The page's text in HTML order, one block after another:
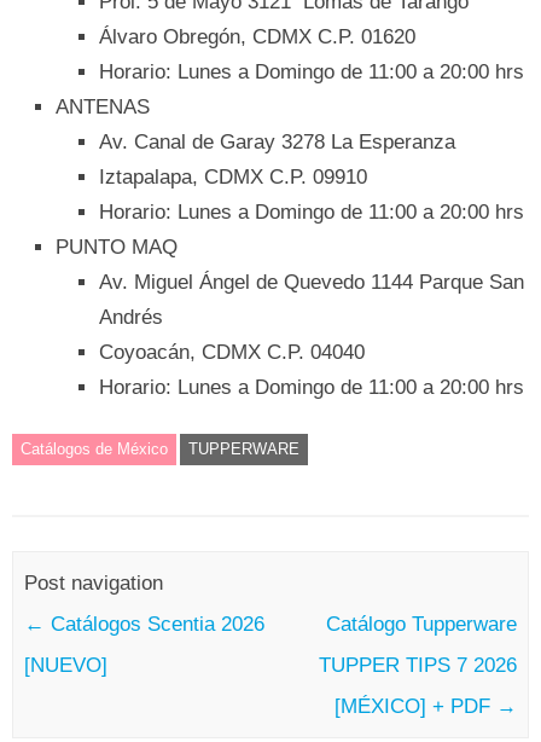
Álvaro Obregón, CDMX C.P. 01620
Horario: Lunes a Domingo de 11:00 a 20:00 hrs
ANTENAS
Av. Canal de Garay 3278 La Esperanza
Iztapalapa, CDMX C.P. 09910
Horario: Lunes a Domingo de 11:00 a 20:00 hrs
PUNTO MAQ
Av. Miguel Ángel de Quevedo 1144 Parque San
Andrés
Coyoacán, CDMX C.P. 04040
Horario: Lunes a Domingo de 11:00 a 20:00 hrs
Catálogos de México TUPPERWARE
Post navigation
← Catálogos Scentia 2026
[NUEVO]
Catálogo Tupperware
TUPPER TIPS 7 2026
[MÉXICO] + PDF →